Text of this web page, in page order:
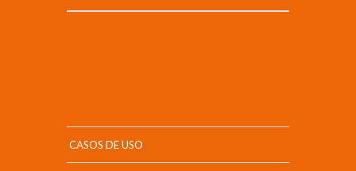
CASOS DE USO